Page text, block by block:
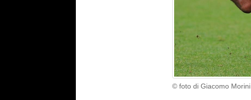
© foto di Giacomo Morini